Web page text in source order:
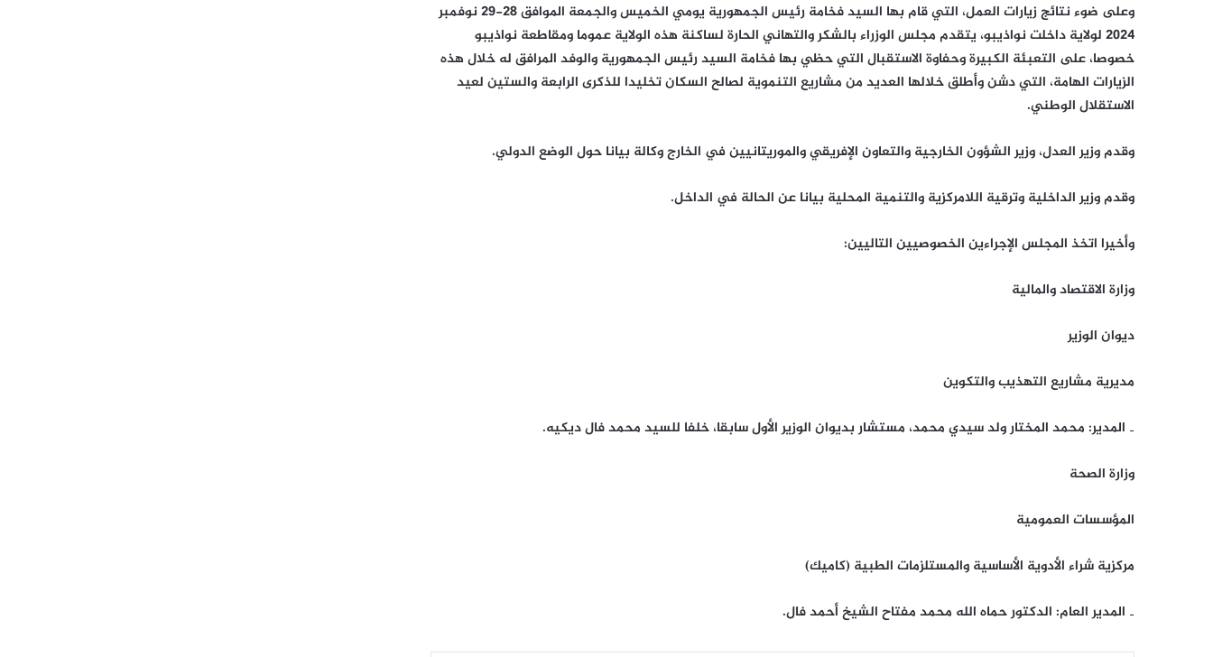
وعلى ضوء نتائج زيارات العمل، التي قام بها السيد فخامة رئيس الجمهورية يومي الخميس والجمعة الموافق 28-29 نوفمبر
2024 لولاية داخلت نواذيبو، يتقدم مجلس الوزراء بالشكر والتهاني الحارة لساكنة هذه الولاية عموما ومقاطعة نواذيبو
خصوصا، على التعبئة الكبيرة وحفاوة الاستقبال التي حظي بها فخامة السيد رئيس الجمهورية والوفد المرافق له خلال هذه
الزيارات الهامة، التي دشن وأطلق خلالها العديد من مشاريع التنموية لصالح السكان تخليدا للذكرى الرابعة والستين لعيد
الاستقلال الوطني.
وقدم وزير العدل، وزير الشؤون الخارجية والتعاون الإفريقي والموريتانيين في الخارج وكالة بيانا حول الوضع الدولي.
وقدم وزير الداخلية وترقية اللامركزية والتنمية المحلية بيانا عن الحالة في الداخل.
وأخيرا اتخذ المجلس الإجراءين الخصوصيين التاليين:
وزارة الاقتصاد والمالية
ديوان الوزير
مديرية مشاريع التهذيب والتكوين
‐ المدير: محمد المختار ولد سيدي محمد، مستشار بديوان الوزير الأول سابقا، خلفا للسيد محمد فال ديكيه.
وزارة الصحة
المؤسسات العمومية
مركزية شراء الأدوية الأساسية والمستلزمات الطبية (كاميك)
‐ المدير العام: الدكتور حماه الله محمد مفتاح الشيخ أحمد فال.